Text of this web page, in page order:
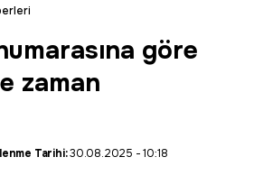
göre
zaman
Tarihi:30.08.2025 - 10:18